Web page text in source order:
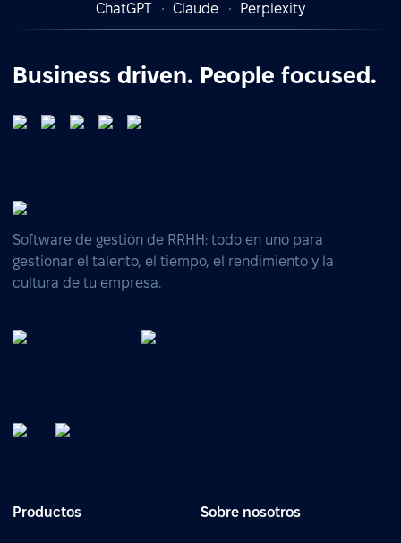
ChatGPT
Claude Perplexity
Business driven. People focused.
Software de gestión de RRHH: todo en uno para
gestionar el talento, el tiempo, el rendimiento y la
cultura de tu empresa.
Productos Sobre nosotros